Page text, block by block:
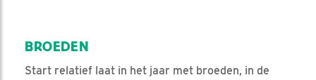
BROEDEN
Start relatief laat in het jaar met broeden, in de